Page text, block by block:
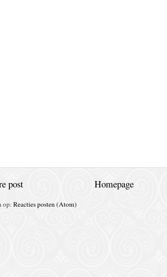
post Homepage
op: Reacties posten (Atom)